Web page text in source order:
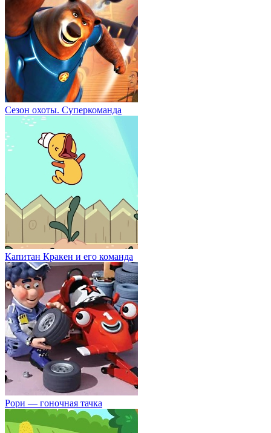
Сезон охоты. Суперкоманда
Капитан Кракен и его команда
Рори — гоночная тачка